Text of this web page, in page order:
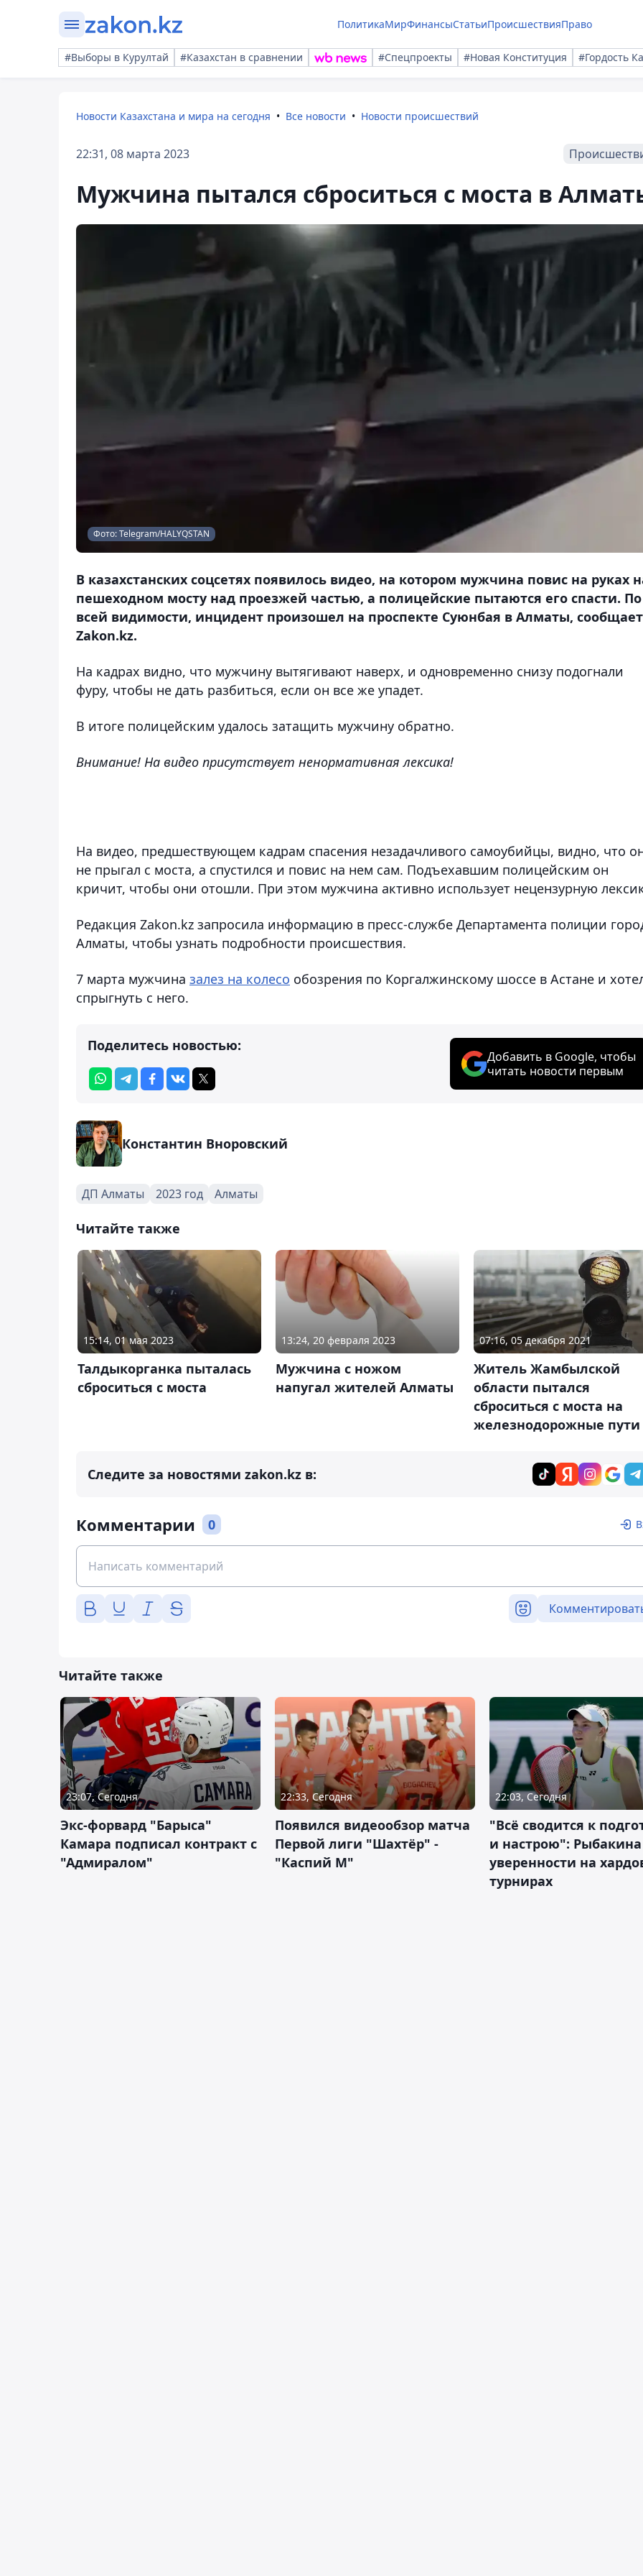
ПолитикаМирФинансыСтатьиПроисшествияПраво
#Выборы в Курултай #Казахстан в сравнении #Спецпроекты #Новая Конституция #Гордость
Новости Казахстана и мира на сегодня Все новости Новости происшествий
22:31, 08 марта 2023
Мужчина пытался сброситься с моста в
Фото: Telegram/HALYQSTAN
В казахстанских соцсетях появилось видео, на котором мужчина повис на руках
пешеходном мосту над проезжей частью, а полицейские пытаются его спасти. По
всей видимости, инцидент произошел на проспекте Суюнбая в Алматы, сообщает
Zakon.kz.
На кадрах видно, что мужчину вытягивают наверх, и одновременно снизу подогнали
фуру, чтобы не дать разбиться, если он все же упадет.
В итоге полицейским удалось затащить мужчину обратно.
Внимание! На видео присутствует ненормативная лексика!
На видео, предшествующем кадрам спасения незадачливого самоубийцы, видно, что
не прыгал с моста, а спустился и повис на нем сам. Подъехавшим полицейским он
кричит, чтобы они отошли. При этом мужчина активно использует нецензурную
Редакция Zakon.kz запросила информацию в пресс-службе Департамента полиции
Алматы, чтобы узнать подробности происшествия.
7 марта мужчина залез на колесо обозрения по Коргалжинскому шоссе в Астане и
спрыгнуть с него.
Поделитесь новостью:
Добавить в Google, чтобы
читать новости первым
Константин Вноровский
ДП Алматы 2023 год Алматы
Читайте также
15:14, 01 мая 2023
Талдыкорганка пыталась
сброситься с моста
13:24, 20 февраля 2023
Мужчина с ножом
напугал жителей Алматы
07:16, 05 декабря 2021
Житель Жамбылской
области пытался
сброситься с моста на
железнодорожные пути
Следите за новостями zakon.kz в:
Комментарии 0
Читайте также
23:07, Сегодня
Экс-форвард "Барыса"
Камара подписал контракт с
"Адмиралом"
22:33, Сегодня
Появился видеообзор матча
Первой лиги "Шахтёр" -
"Каспий М"
22:03, Сегодня
"Всё сводится к
и настрою": Рыбакина
уверенности на
турнирах